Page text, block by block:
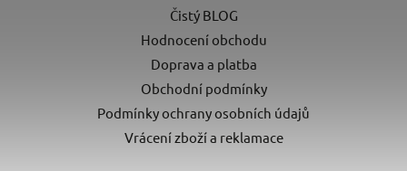
Čistý BLOG
Hodnocení obchodu
Doprava a platba
Obchodní podmínky
Podmínky ochrany osobních údajů
Vrácení zboží a reklamace